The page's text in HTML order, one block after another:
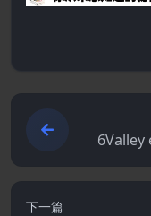
下一篇